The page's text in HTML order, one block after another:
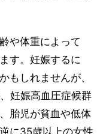
や体重によって
す。妊娠するに
もしれませんが、
妊娠高血圧症候群
胎児が貧血や低体
に35歳以上の女性